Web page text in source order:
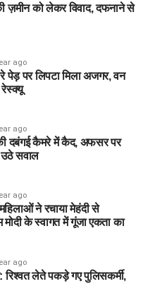
ज़मीन को लेकर विवाद, दफनाने से
ago
पेड़ पर लिपटा मिला अजगर, वन
रेस्क्यू
ago
की दबंगई कैमरे में कैद, अफसर पर
उठे सवाल
ago
ने रचाया मेहंदी से
मोदी के स्वागत में गूंजा एकता का
ago
रिश्वत लेते पकड़े गए पुलिसकर्मी,